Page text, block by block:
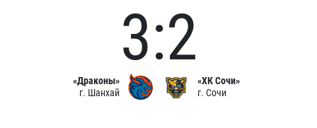
«Драконы»
г. Шанхай
3:2
«ХК Сочи»
г. Сочи